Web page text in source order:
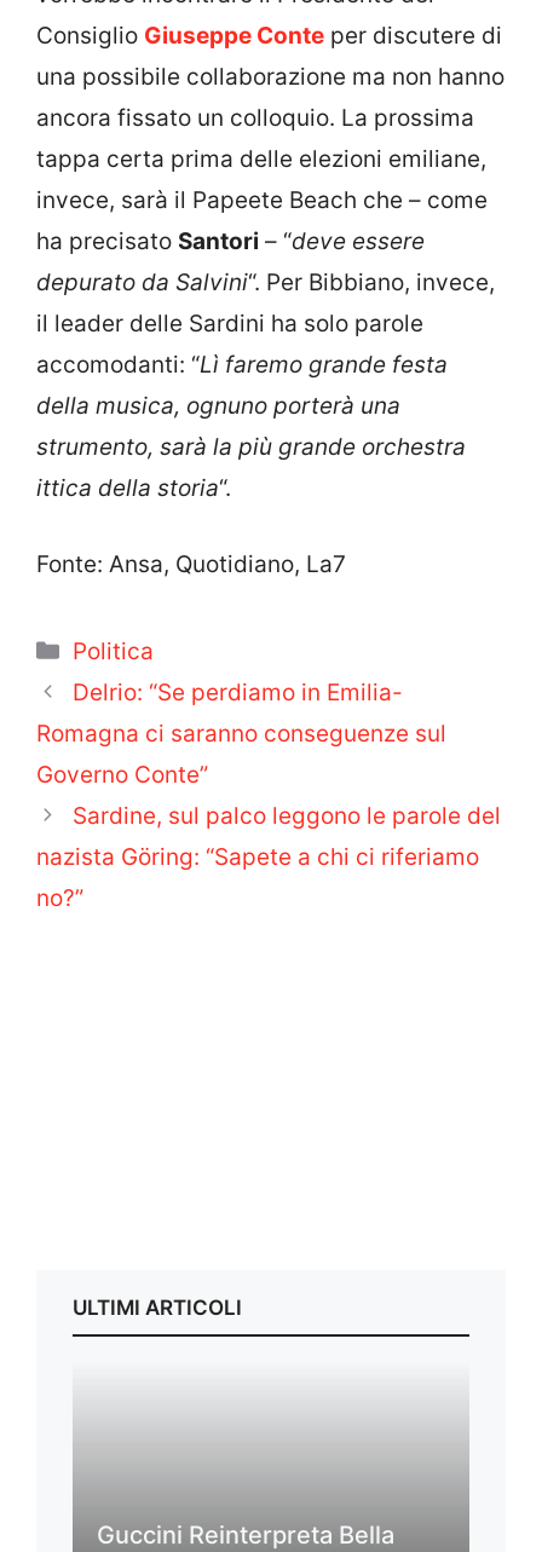
Consiglio Giuseppe Conte per discutere di
una possibile collaborazione ma non hanno
ancora fissato un colloquio. La prossima
tappa certa prima delle elezioni emiliane,
invece, sarà il Papeete Beach che – come
ha precisato Santori – “deve essere
depurato da Salvini“. Per Bibbiano, invece,
il leader delle Sardini ha solo parole
accomodanti: “Lì faremo grande festa
della musica, ognuno porterà una
strumento, sarà la più grande orchestra
ittica della storia“.
Fonte: Ansa, Quotidiano, La7
Categorie
Politica
Delrio: “Se perdiamo in Emilia-
Romagna ci saranno conseguenze sul
Governo Conte”
Sardine, sul palco leggono le parole del
nazista Göring: “Sapete a chi ci riferiamo
no?”
ULTIMI ARTICOLI
Guccini Reinterpreta Bella